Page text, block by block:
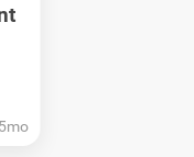
5mo